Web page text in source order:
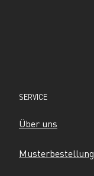
SERVICE
Über uns
Musterbestellung